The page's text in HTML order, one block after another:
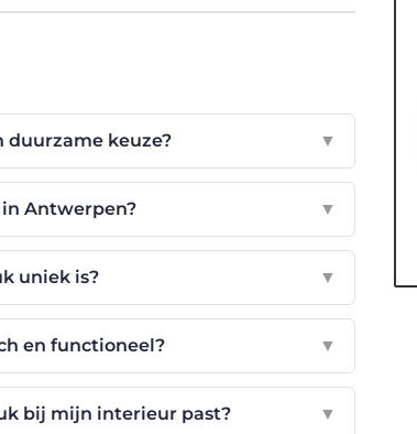
duurzame keuze? ▼
Antwerpen? ▼
uniek is? ▼
en functioneel? ▼
bij mijn interieur past? ▼